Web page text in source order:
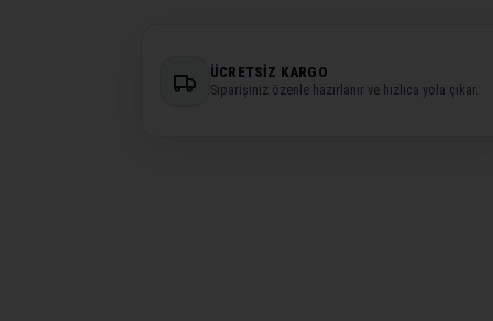
ÜCRETSIZ KARGO
Siparişiniz özenle hazırlanır ve hızlıca yola çıkar.